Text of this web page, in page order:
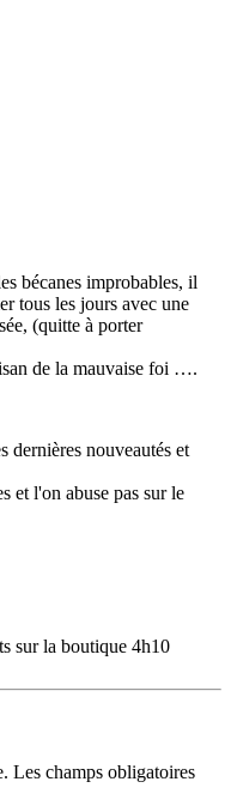
bécanes improbables, il
tous les jours avec une
(quitte à porter
de la mauvaise foi ….
dernières nouveautés et
et l'on abuse pas sur le
sur la boutique 4h10
Les champs obligatoires